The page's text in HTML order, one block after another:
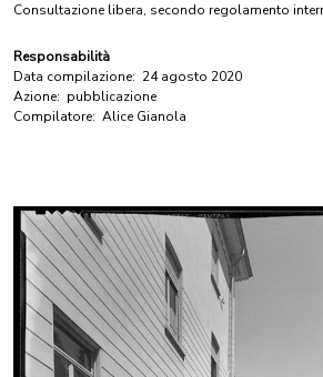
Consultazione libera, secondo regolamento
Responsabilità
Data compilazione: 24 agosto 2020
Azione: pubblicazione
Compilatore: Alice Gianola